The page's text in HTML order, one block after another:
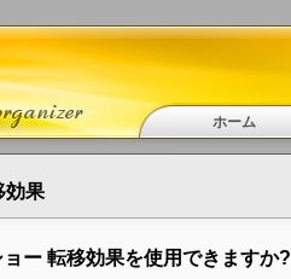
効果
ー 転移効果を使用できますか?
ホーム